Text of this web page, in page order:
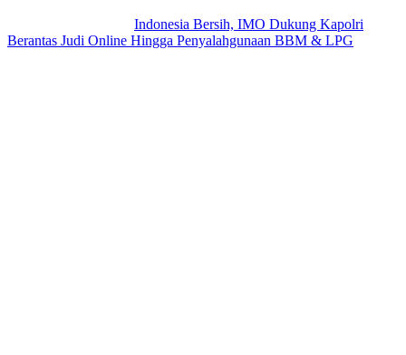
Indonesia Bersih, IMO Dukung Kapolri
Berantas Judi Online Hingga Penyalahgunaan BBM & LPG